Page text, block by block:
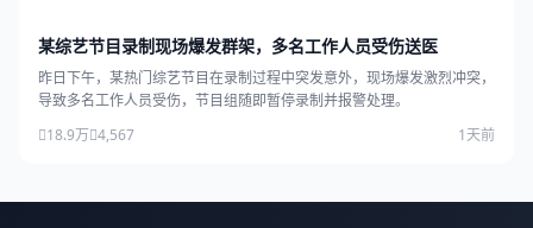
某综艺节目录制现场爆发群架，多名工作人员受伤送医
昨日下午，某热门综艺节目在录制过程中突发意外，现场爆发激烈冲突，
导致多名工作人员受伤，节目组随即暂停录制并报警处理。
18.9万 4,567 1天前